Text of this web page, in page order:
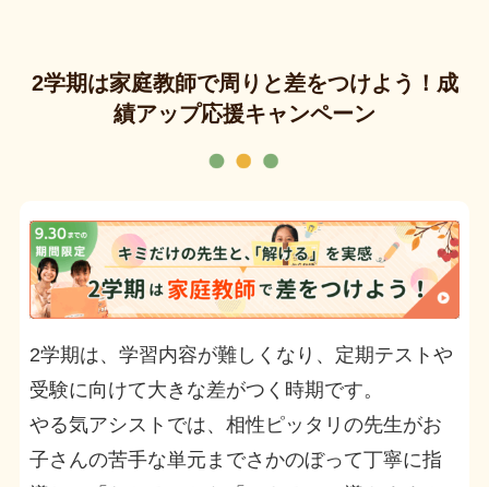
2学期は家庭教師で周りと差をつけよう！成
績アップ応援キャンペーン
2学期は、学習内容が難しくなり、定期テストや
受験に向けて大きな差がつく時期です。
やる気アシストでは、相性ピッタリの先生がお
子さんの苦手な単元までさかのぼって丁寧に指